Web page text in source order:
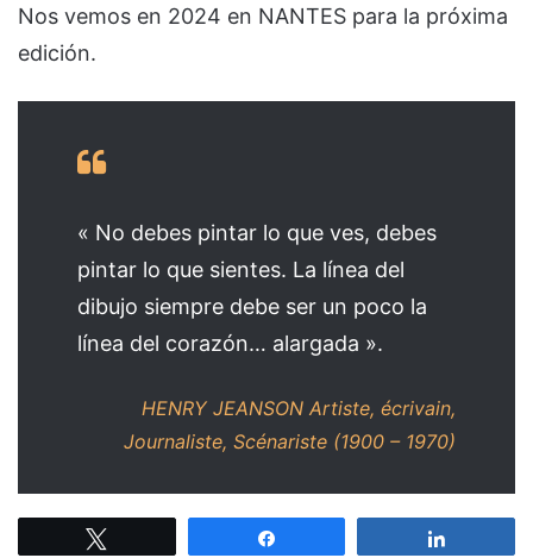
Nos vemos en 2024 en NANTES para la próxima
edición.
« No debes pintar lo que ves, debes
pintar lo que sientes. La línea del
dibujo siempre debe ser un poco la
línea del corazón… alargada ».
HENRY JEANSON Artiste, écrivain,
Journaliste, Scénariste (1900 – 1970)